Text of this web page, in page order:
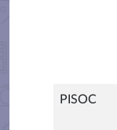
PISOC